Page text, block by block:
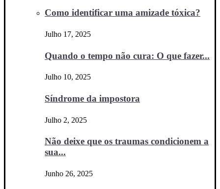
Como identificar uma amizade tóxica?
Julho 17, 2025
Quando o tempo não cura: O que fazer...
Julho 10, 2025
Síndrome da impostora
Julho 2, 2025
Não deixe que os traumas condicionem a
sua...
Junho 26, 2025